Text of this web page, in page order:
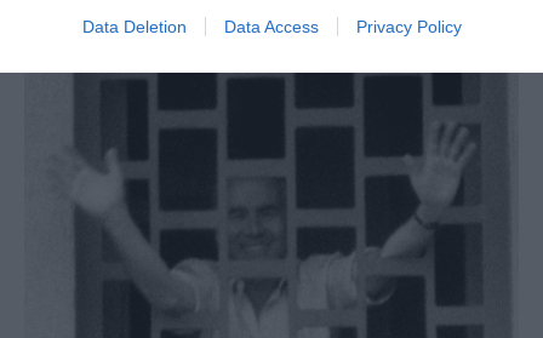
Data Deletion Data Access Privacy Policy
5 Agosto 2026